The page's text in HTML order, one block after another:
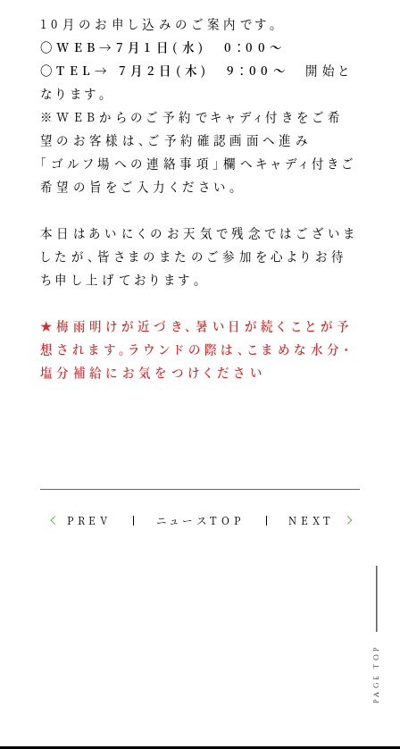
10月のお申し込みのご案内です。
〇WEB→7月1日(水) 0：00～
〇TEL→ 7月2日(木) 9：00～
開始と
なります。
※WEBからのご予約でキャディ付きをご希
望のお客様は、ご予約確認画面へ進み
｢ゴルフ場への連絡事項｣欄へキャディ付きご
希望の旨をご入力ください。
本日はあいにくのお天気で残念ではございま
したが、皆さまのまたのご参加を心よりお待
ち申し上げております。
★梅雨明けが近づき、暑い日が続くことが予
想されます。ラウンドの際は、こまめな水分・
塩分補給にお気をつけください
PREV ニュースTOP NEXT
PAGE TOP